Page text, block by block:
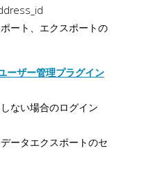
ート、エクスポートの
ーザー管理プラグイン
ない場合のログイン
ータエクスポートのセ